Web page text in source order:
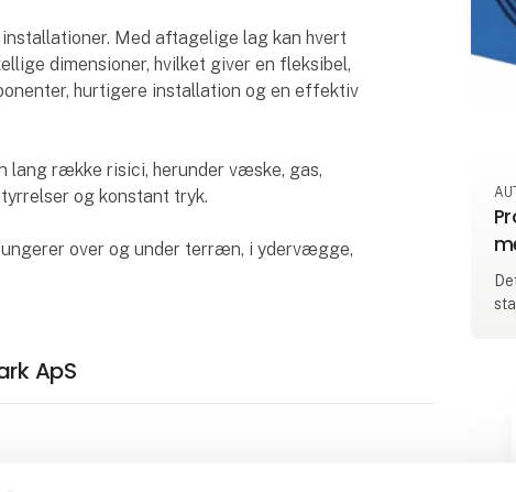
Med aftagelige lag kan hvert
dimensioner, hvilket giver en fleksibel,
hurtigere installation og en effektiv
lang række risici, herunder væske, gas,
og konstant tryk.
over og under terræn, i ydervægge,
ApS